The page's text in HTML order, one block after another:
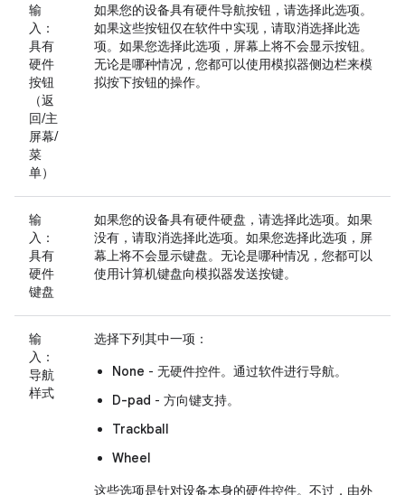
输
入：
具有
硬件
按钮
（返
回/主
屏幕/
菜
单）
如果您的设备具有硬件导航按钮，请选择此选项。
如果这些按钮仅在软件中实现，请取消选择此选
项。如果您选择此选项，屏幕上将不会显示按钮。
无论是哪种情况，您都可以使用模拟器侧边栏来模
拟按下按钮的操作。
输
入：
具有
硬件
键盘
如果您的设备具有硬件硬盘，请选择此选项。如果
没有，请取消选择此选项。如果您选择此选项，屏
幕上将不会显示键盘。无论是哪种情况，您都可以
使用计算机键盘向模拟器发送按键。
输
入：
导航
样式
选择下列其中一项：
None - 无硬件控件。通过软件进行导航。
D-pad - 方向键支持。
Trackball
Wheel
这些选项是针对设备本身的硬件控件。不过，由外